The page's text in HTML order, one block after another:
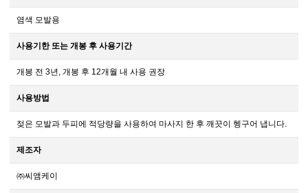
염색 모발용
사용기한 또는 개봉 후 사용기간
개봉 전 3년, 개봉 후 12개월 내 사용 권장
사용방법
젖은 모발과 두피에 적당량을 사용하여 마사지 한 후 깨끗이 헹구어 냅니다.
제조자
㈜씨앰케이